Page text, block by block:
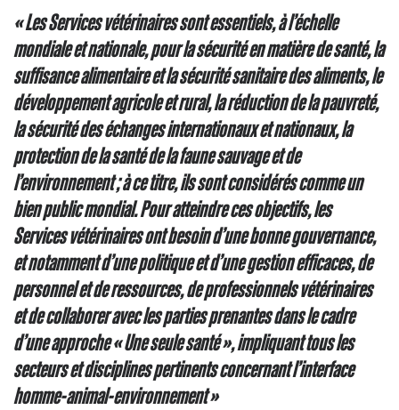
« Les Services vétérinaires sont essentiels, à l’échelle
mondiale et nationale, pour la sécurité en matière de santé, la
suffisance alimentaire et la sécurité sanitaire des aliments, le
développement agricole et rural, la réduction de la pauvreté,
la sécurité des échanges internationaux et nationaux, la
protection de la santé de la faune sauvage et de
l’environnement ; à ce titre, ils sont considérés comme un
bien public mondial. Pour atteindre ces objectifs, les
Services vétérinaires ont besoin d’une bonne gouvernance,
et notamment d’une politique et d’une gestion efficaces, de
personnel et de ressources, de professionnels vétérinaires
et de collaborer avec les parties prenantes dans le cadre
d’une approche « Une seule santé », impliquant tous les
secteurs et disciplines pertinents concernant l’interface
homme-animal-environnement »